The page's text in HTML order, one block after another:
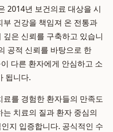
2014년 보건의료 대상을 시
건강을 책임져 온 전통과
은 신뢰를 구축하고 있습니
공적 신뢰를 바탕으로 한
다른 환자에게 안심하고 소
됩니다.
를 경험한 환자들의 만족도
치료의 질과 환자 중심의
지 입증합니다. 공식적인 수